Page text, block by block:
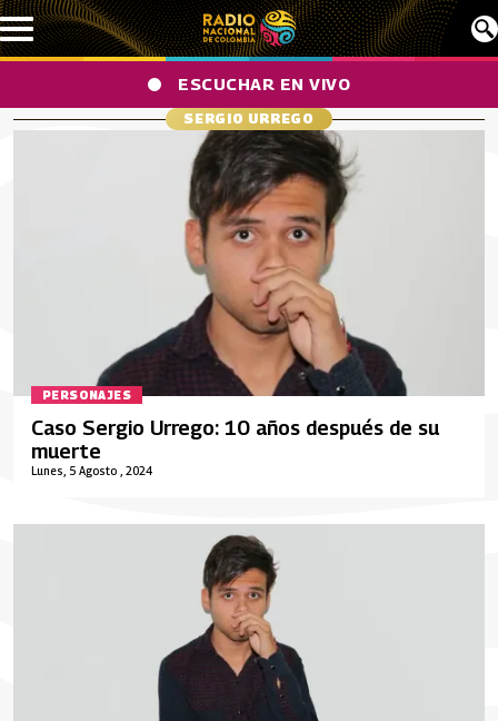
Pasar al contenido principal
ESCUCHAR EN VIVO
SERGIO URREGO
PERSONAJES
Lunes, 5 Agosto , 2024
Caso Sergio Urrego: 10 años después de su
muerte